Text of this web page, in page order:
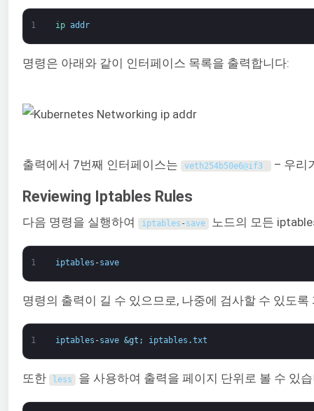
1 ip addr
명령은 아래와 같이 인터페이스 목록을 출력합니다:
출력에서 7번째 인터페이스는 veth254b50e6@if3 – 우리
Reviewing Iptables Rules
다음 명령을 실행하여 iptables - save 노드의 모든
1 iptables -save
명령의 출력이 길 수 있으므로, 나중에 검사할 수 있도
1 iptables -save &gt; iptables .txt
또한 less 을 사용하여 출력을 페이지 단위로 볼 수 있